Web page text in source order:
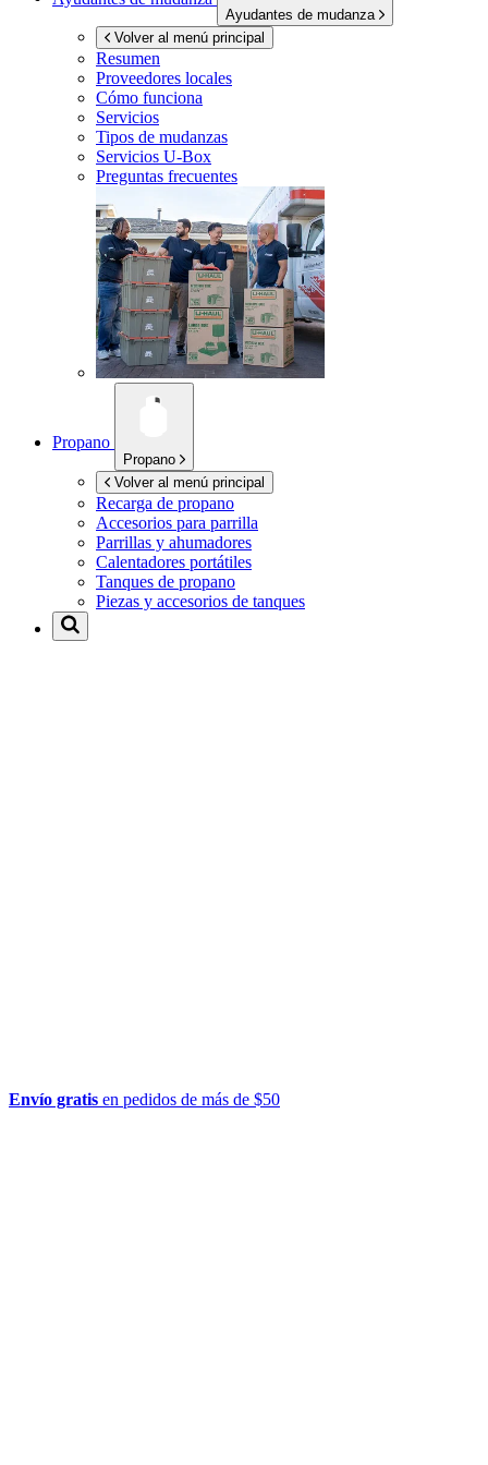
Ayudantes de mudanza
Volver al menú principal
Resumen
Proveedores locales
Cómo funciona
Servicios
Tipos de mudanzas
Servicios U-Box
Preguntas frecuentes
Propano
Propano
Volver al menú principal
Recarga de propano
Accesorios para parrilla
Parrillas y ahumadores
Calentadores portátiles
Tanques de propano
Piezas y accesorios de tanques
Envío gratis en pedidos de más de $50